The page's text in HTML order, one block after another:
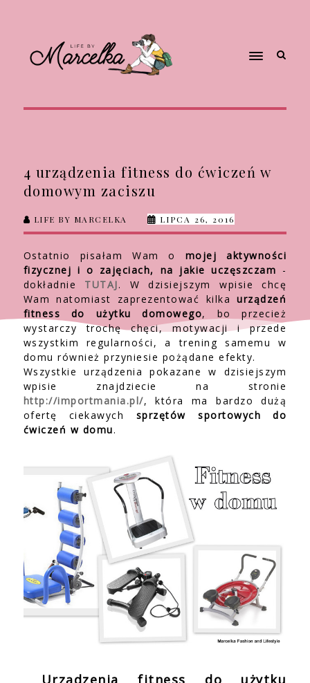
4 urządzenia fitness do ćwiczeń w
domowym zaciszu
LIFE BY MARCELKA LIPCA 26, 2016
Ostatnio pisałam Wam o
mojej aktywności
fizycznej i o zajęciach, na jakie uczęszczam -
dokładnie TUTAJ. W dzisiejszym wpisie chcę
Wam natomiast zaprezentować kilkaurządzeń
fitness do użytku domowego, bo przecież
wystarczy trochę chęci, motywacji i przede
wszystkim regularności, a trening samemu w
domu również przyniesie pożądane efekty.
Wszystkie urządzenia pokazane w dzisiejszym
wpisie znajdziecie na stronie
http://importmania.pl/, która ma bardzo dużą
ofertę ciekawych sprzętów sportowych do
ćwiczeń w domu.
Urządzenia fitness do użytku